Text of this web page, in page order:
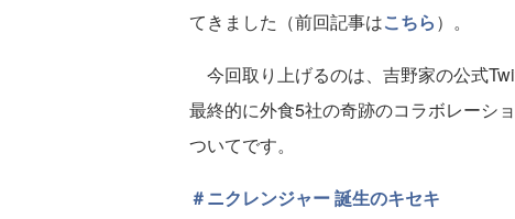
てきました（前回記事はこちら）。
今回取り上げるのは、吉野家の公式
最終的に外食5社の奇跡のコラボレーシ
ついてです。
＃ニクレンジャー 誕生のキセキ